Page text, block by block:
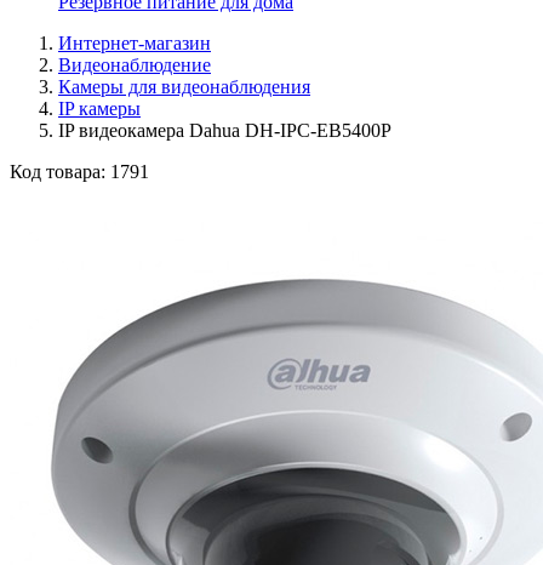
Интернет-магазин
Видеонаблюдение
Камеры для видеонаблюдения
IP камеры
IP видеокамера Dahua DH-IPC-EB5400P
Код товара: 1791